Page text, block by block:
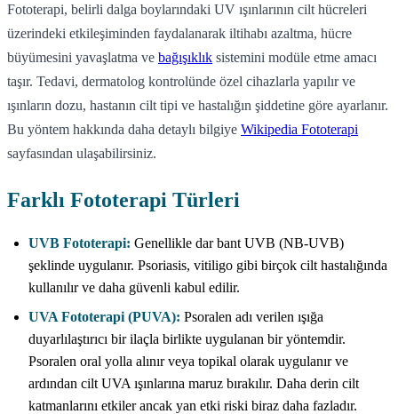
Fototerapi, belirli dalga boylarındaki UV ışınlarının cilt hücreleri
üzerindeki etkileşiminden faydalanarak iltihabı azaltma, hücre
büyümesini yavaşlatma ve bağışıklık sistemini modüle etme amacı
taşır. Tedavi, dermatolog kontrolünde özel cihazlarla yapılır ve
ışınların dozu, hastanın cilt tipi ve hastalığın şiddetine göre ayarlanır.
Bu yöntem hakkında daha detaylı bilgiye Wikipedia Fototerapi
sayfasından ulaşabilirsiniz.
Farklı Fototerapi Türleri
UVB Fototerapi: Genellikle dar bant UVB (NB-UVB)
şeklinde uygulanır. Psoriasis, vitiligo gibi birçok cilt hastalığında
kullanılır ve daha güvenli kabul edilir.
UVA Fototerapi (PUVA): Psoralen adı verilen ışığa
duyarlılaştırıcı bir ilaçla birlikte uygulanan bir yöntemdir.
Psoralen oral yolla alınır veya topikal olarak uygulanır ve
ardından cilt UVA ışınlarına maruz bırakılır. Daha derin cilt
katmanlarını etkiler ancak yan etki riski biraz daha fazladır.